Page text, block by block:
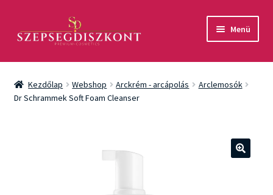
aa
Menü
Akció
Csomagok
Kezdőlap Webshop Arckrém - arcápolás
Arclemosók
Dr Schrammek Soft Foam Cleanser